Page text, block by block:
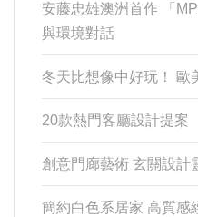
安藤忠雄澳洲首作 「
與環境對話
冬天比想像中好玩！ 歐
20款熱門客廳設計提案
創意門廊藝術 玄關設計
簡約白色系居家 高質感